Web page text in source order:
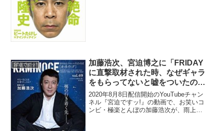
宮迫ですッ!
加藤浩次、宮迫博之に「FRIDAY
に直撃取材された時、なぜギャラ
をもらってないと嘘をついたの
か？」と踏み込んだ質問「嘘をつ
いていなかったら…」
2020年8月8日配信開始のYouTubeチャン
ネル『宮迫ですッ!』の動画で、お笑いコ
ンビ・極楽とんぼの加藤浩次が、雨上が